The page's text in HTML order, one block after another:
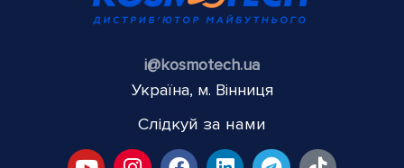
i@kosmotech.ua
Україна, м. Вінниця
Слідкуй за нами